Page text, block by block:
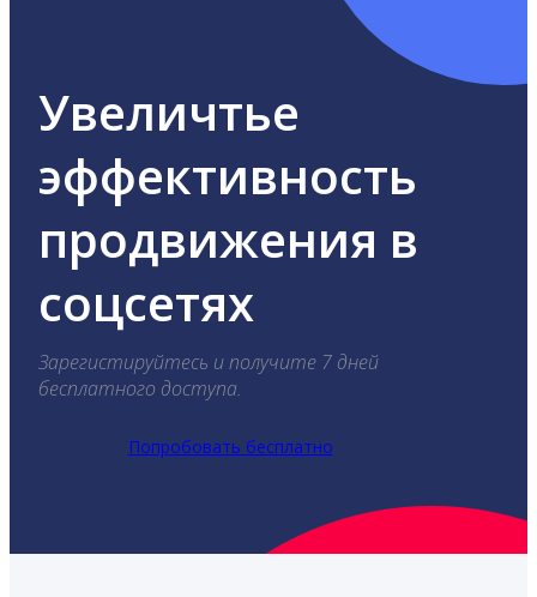
Увеличтье
эффективность
продвижения в
соцсетях
Зарегистируйтесь и получите 7 дней
бесплатного доступа.
Попробовать бесплатно